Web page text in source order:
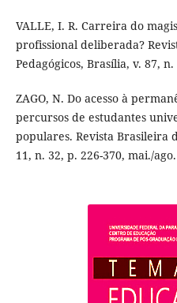
VALLE, I. R. Carreira do
profissional deliberada?
Pedagógicos, Brasília, v. 87, n.
ZAGO, N. Do acesso à
percursos de estudantes
populares. Revista Brasileira
11, n. 32, p. 226-370, mai./